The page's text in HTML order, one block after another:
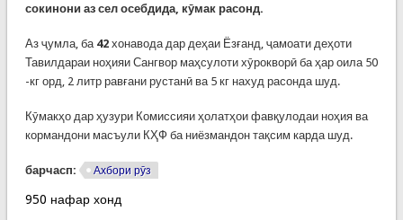
сокинони аз сел осебдида, кӯмак расонд.
Аз ҷумла, ба 42хонавода дар деҳаи Ёзғанд, ҷамоати деҳоти
Тавилдараи ноҳияи Сангвор маҳсулоти хӯрокворӣ ба ҳар оила 50
-кг орд, 2 литр равғани рустанӣ ва 5 кг нахуд расонда шуд.
Кӯмакҳо дар ҳузури Комиссияи ҳолатҳои фавқулодаи ноҳия ва
кормандони масъули КҲФ ба ниёзмандон тақсим карда шуд.
барчасп: Ахбори рӯз
950 нафар хонд